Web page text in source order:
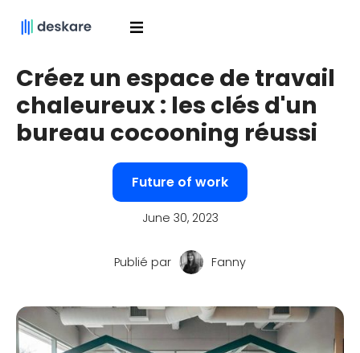
Créez un espace de travail
chaleureux : les clés d'un
bureau cocooning réussi
Future of work
June 30, 2023
Publié par Fanny